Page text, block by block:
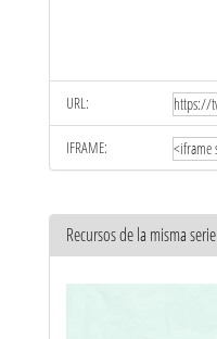
URL:
IFRAME:
Recursos de la misma serie